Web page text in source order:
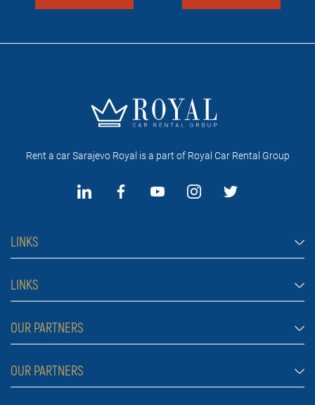
Rent a car Sarajevo Royal is a part of Royal Car Rental Group
LINKS
Rent a car Sarajevo
Cars
Jeep and SUV vehicles
Luxury cars
LINKS
FAQ
Rental conditions
Blog
OUR PARTNERS
Rent a car Belgrade ZIM
Rent a car Belgrade ALDI
OUR PARTNERS